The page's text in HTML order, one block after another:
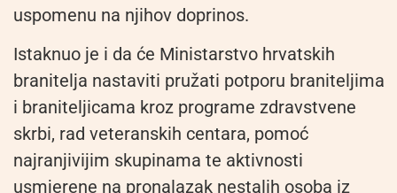
uspomenu na njihov doprinos.
Istaknuo je i da će Ministarstvo hrvatskih
branitelja nastaviti pružati potporu braniteljima
i braniteljicama kroz programe zdravstvene
skrbi, rad veteranskih centara, pomoć
najranjivijim skupinama te aktivnosti
usmjerene na pronalazak nestalih osoba iz